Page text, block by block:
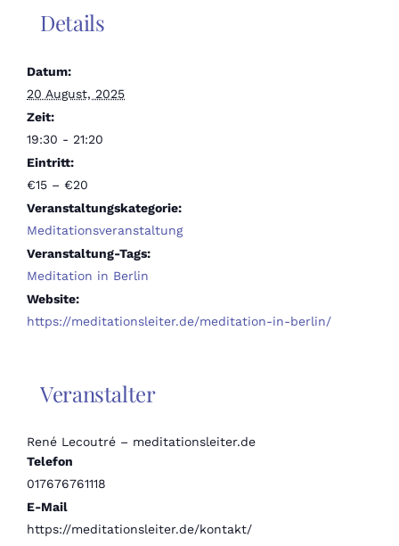
Details
Datum:
20 August, 2025
Zeit:
19:30 - 21:20
Eintritt:
€15 – €20
Veranstaltungskategorie:
Meditationsveranstaltung
Veranstaltung-Tags:
Meditation in Berlin
Website:
https://meditationsleiter.de/meditation-in-berlin/
Veranstalter
René Lecoutré – meditationsleiter.de
Telefon
017676761118
E-Mail
https://meditationsleiter.de/kontakt/